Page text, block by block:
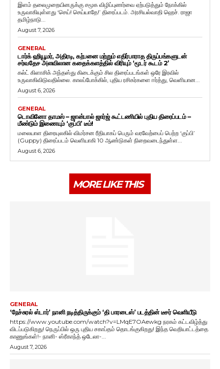
இளம் தலைமுறையினருக்கு சமூக விழிப்புணர்வை ஏற்படுத்தும் நோக்கில்
உருவாகியுள்ளது ‘செய்! செய்யாதே!’ திரைப்படம். அரசியல்வாதி ஹெச். ராஜா
தமிழ்நாடு...
August 7, 2026
GENERAL
டார்க் ஹியூமர், அதிரடி, கற்பனை மற்றும் எதிர்பாராத திருப்பங்களுடன்
சர்வதேச அளவிலான கதைக்களத்தில் விரியும் ‘மூடர் கூடம் 2’
கல்ட் கிளாசிக் அந்தஸ்து கிடைக்கும் சில திரைப்படங்கள் ஒரே இரவில்
உருவாகிவிடுவதில்லை. காலப்போக்கில், புதிய ரசிகர்களை ஈர்த்து, வெளியான...
August 6, 2026
GENERAL
டொவினோ தாமஸ் – ஜான்பால் ஜார்ஜ் கூட்டணியில் புதிய திரைப்படம் –
மீண்டும் இணையும் ‘குப்பி’ டீம்!
மலையாள திரையுலகில் விமர்சன ரீதியாகப் பெரும் வரவேற்பைப் பெற்ற ‘குப்பி’
(Guppy) திரைப்படம் வெளியாகி 10 ஆண்டுகள் நிறைவடைந்துள்ள...
August 6, 2026
MORE LIKE THIS
GENERAL
‘நேச்சுரல் ஸ்டார்’ நானி நடித்திருக்கும் ‘தி பாரடைஸ்’ படத்தின் டீசர் வெளியீடு
https://www.youtube.com/watch?v=LMqE7OAewkg நரகம் கட்டவிழ்த்து
விடப்படுகிறது! நெருப்பில் ஒரு புதிய சகாப்தம் தொடங்குகிறது! இந்த வெறியாட்டத்தை
காணுங்கள்!- நானி- ஸ்ரீகாந்த் ஒடேலா-...
August 7, 2026